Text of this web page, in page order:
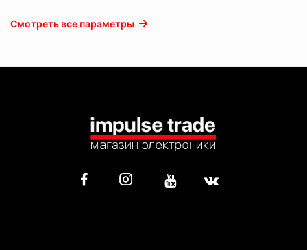
Смотреть все параметры